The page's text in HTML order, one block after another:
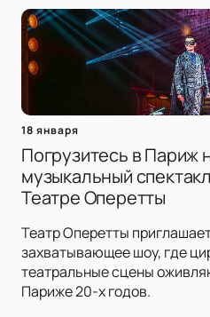
18 января
Погрузитесь в Париж
музыкальный
Театре Оперетты
Театр Оперетты
захватывающее шоу, где
театральные сцены
Париже 20-х годов.